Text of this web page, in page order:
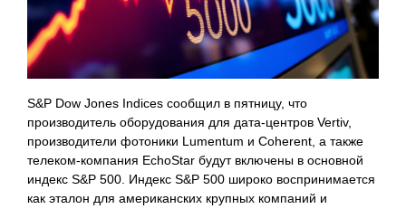
S&P Dow Jones Indices сообщил в пятницу, что
производитель оборудования для дата-центров Vertiv,
производители фотоники Lumentum и Coherent, а также
телеком-компания EchoStar будут включены в основной
индекс S&P 500. Индекс S&P 500 широко воспринимается
как эталон для американских крупных компаний и